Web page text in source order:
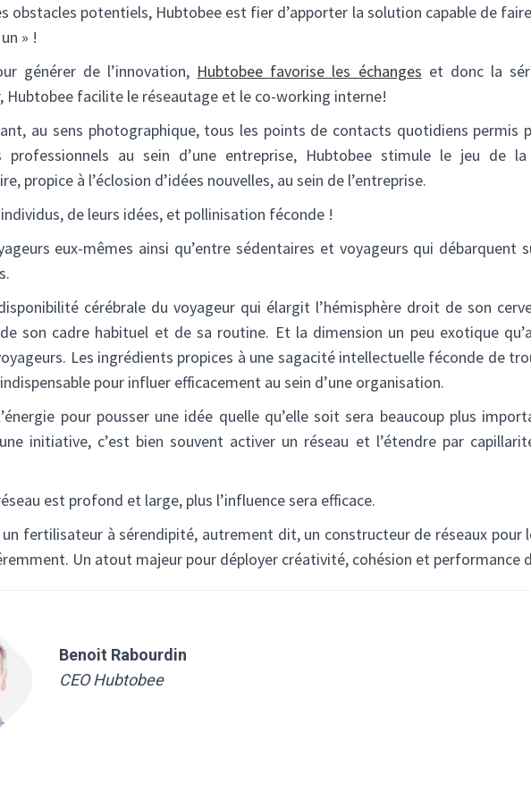
obstacles potentiels, Hubtobee est fier d’apporter la solution capable de
» !
générer de l’innovation, Hubtobee favorise les échanges et donc la
Hubtobee facilite le réseautage et le co-working interne!
au sens photographique, tous les points de contacts quotidiens permis
professionnels au sein d’une entreprise, Hubtobee stimule le jeu de
propice à l’éclosion d’idées nouvelles, au sein de l’entreprise.
de leurs idées, et pollinisation féconde !
eux-mêmes ainsi qu’entre sédentaires et voyageurs qui débarquent
cérébrale du voyageur qui élargit l’hémisphère droit de son
son cadre habituel et de sa routine. Et la dimension un peu exotique
Les ingrédients propices à une sagacité intellectuelle féconde de
pour influer efficacement au sein d’une organisation.
pour pousser une idée quelle qu’elle soit sera beaucoup plus
initiative, c’est bien souvent activer un réseau et l’étendre par
est profond et large, plus l’influence sera efficace.
fertilisateur à sérendipité, autrement dit, un constructeur de réseaux pour
Un atout majeur pour déployer créativité, cohésion et performance
Benoit Rabourdin
CEO Hubtobee